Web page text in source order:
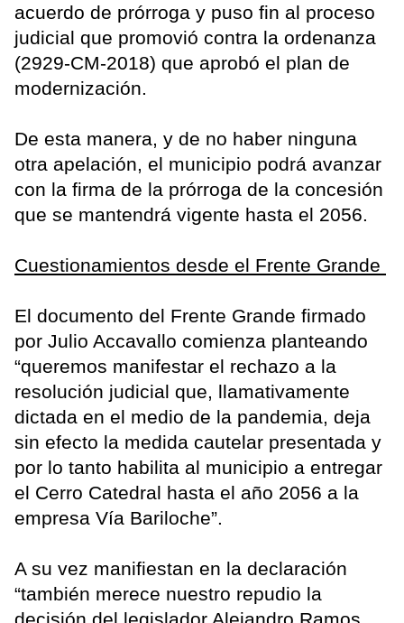
acuerdo de prórroga y puso fin al proceso
judicial que promovió contra la ordenanza
(2929-CM-2018) que aprobó el plan de
modernización.
De esta manera, y de no haber ninguna
otra apelación, el municipio podrá avanzar
con la firma de la prórroga de la concesión
que se mantendrá vigente hasta el 2056.
Cuestionamientos desde el Frente Grande
El documento del Frente Grande firmado
por Julio Accavallo comienza planteando
“queremos manifestar el rechazo a la
resolución judicial que, llamativamente
dictada en el medio de la pandemia, deja
sin efecto la medida cautelar presentada y
por lo tanto habilita al municipio a entregar
el Cerro Catedral hasta el año 2056 a la
empresa Vía Bariloche”.
A su vez manifiestan en la declaración
“también merece nuestro repudio la
decisión del legislador Alejandro Ramos